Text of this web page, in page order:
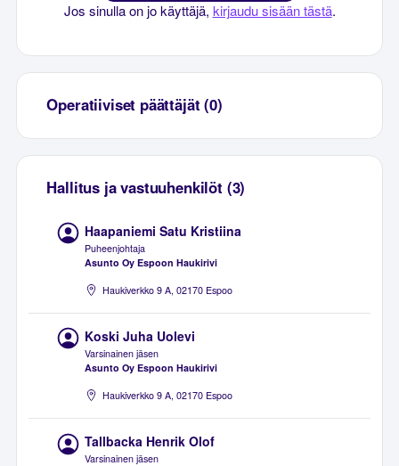
Jos sinulla on jo käyttäjä, kirjaudu sisään tästä.
Operatiiviset päättäjät (0)
Hallitus ja vastuuhenkilöt (3)
Haapaniemi Satu Kristiina
Puheenjohtaja
Asunto Oy Espoon Haukirivi
Haukiverkko 9 A, 02170 Espoo
Koski Juha Uolevi
Varsinainen jäsen
Asunto Oy Espoon Haukirivi
Haukiverkko 9 A, 02170 Espoo
Tallbacka Henrik Olof
Varsinainen jäsen